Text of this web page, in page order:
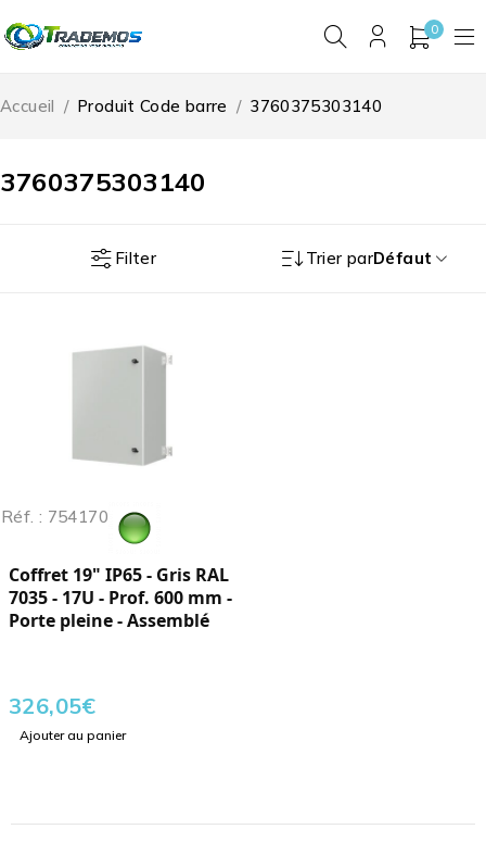
0
3760375303140
Accueil / Produit Code barre / 3760375303140
Filter Trier parDéfaut
Réf. : 754170
Coffret 19" IP65 - Gris RAL
7035 - 17U - Prof. 600 mm -
Porte pleine - Assemblé
326,05€
Ajouter au panier